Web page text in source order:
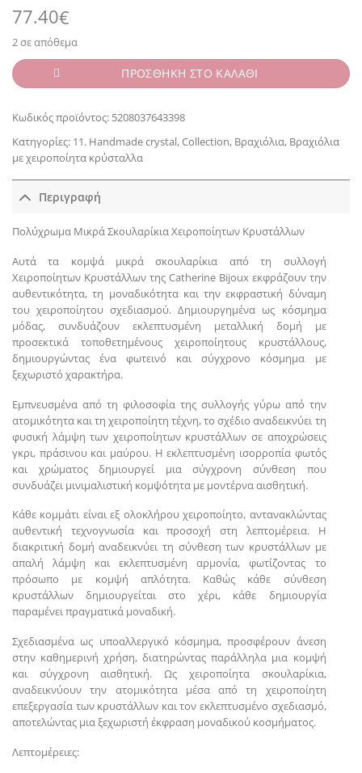
77.40€
2 σε απόθεμα
ΠΡΟΣΘΗΚΗ ΣΤΟ ΚΑΛΑΘΙ
Κωδικός προϊόντος: 5208037643398
Κατηγορίες: 11. Handmade crystal,Collection, Βραχιόλια, Βραχιόλια
με χειροποίητα κρύσταλλα
Περιγραφή
Πολύχρωμα Μικρά Σκουλαρίκια Χειροποίητων Κρυστάλλων
Αυτά τα κομψά μικρά σκουλαρίκια από τη συλλογή
Χειροποίητων Κρυστάλλων της Catherine Bijoux εκφράζουν την
αυθεντικότητα, τη μοναδικότητα και την εκφραστική δύναμη
του χειροποίητου σχεδιασμού. Δημιουργημένα ως κόσμημα
μόδας, συνδυάζουν εκλεπτυσμένη μεταλλική δομή με
προσεκτικά τοποθετημένους χειροποίητους κρυστάλλους,
δημιουργώντας ένα φωτεινό και σύγχρονο κόσμημα με
ξεχωριστό χαρακτήρα.
Εμπνευσμένα από τη φιλοσοφία της συλλογής γύρω από την
ατομικότητα και τη χειροποίητη τέχνη, το σχέδιο αναδεικνύει τη
φυσική λάμψη των χειροποίητων κρυστάλλων σε αποχρώσεις
γκρι, πράσινου και μαύρου. Η εκλεπτυσμένη ισορροπία φωτός
και χρώματος δημιουργεί μια σύγχρονη σύνθεση που
συνδυάζει μινιμαλιστική κομψότητα με μοντέρνα αισθητική.
Κάθε κομμάτι είναι εξ ολοκλήρου χειροποίητο, αντανακλώντας
αυθεντική τεχνογνωσία και προσοχή στη λεπτομέρεια. Η
διακριτική δομή αναδεικνύει τη σύνθεση των κρυστάλλων με
απαλή λάμψη και εκλεπτυσμένη αρμονία, φωτίζοντας το
πρόσωπο με κομψή απλότητα. Καθώς κάθε σύνθεση
κρυστάλλων δημιουργείται στο χέρι, κάθε δημιουργία
παραμένει πραγματικά μοναδική.
Σχεδιασμένα ως υποαλλεργικό κόσμημα, προσφέρουν άνεση
στην καθημερινή χρήση, διατηρώντας παράλληλα μια κομψή
και σύγχρονη αισθητική. Ως χειροποίητα σκουλαρίκια,
αναδεικνύουν την ατομικότητα μέσα από τη χειροποίητη
επεξεργασία των κρυστάλλων και τον εκλεπτυσμένο σχεδιασμό,
αποτελώντας μια ξεχωριστή έκφραση μοναδικού κοσμήματος.
Λεπτομέρειες: